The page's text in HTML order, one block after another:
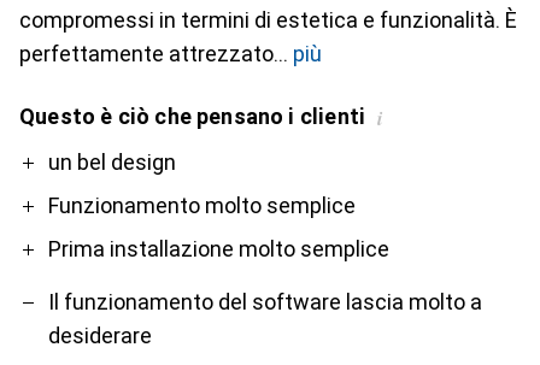
compromessi in termini di estetica e funzionalità. È
perfettamente attrezzato
più
Questo è ciò che pensano i clienti i
Proun bel design
Funzionamento molto semplice
Prima installazione molto semplice
Contro
Il funzionamento del software lascia molto a
desiderare